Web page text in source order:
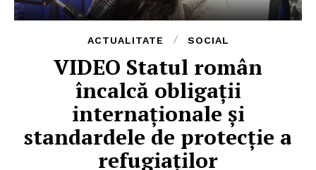
ACTUALITATE SOCIAL
VIDEO Statul român
încalcă obligaţii
internaţionale şi
standardele de protecţie a
refugiaţilor